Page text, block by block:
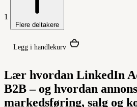
1
Flere deltakere
Legg i handlekurv
Lær hvordan LinkedIn
B2B – og hvordan
markedsføring, salg og